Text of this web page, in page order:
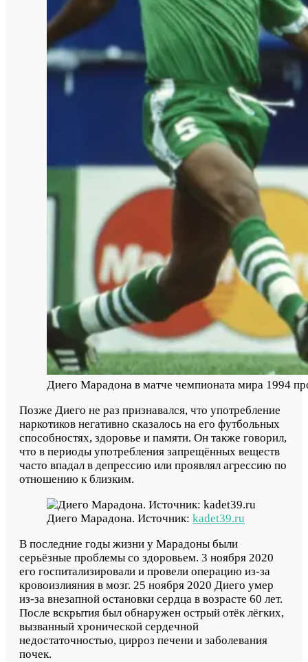
Диего Марадона в матче чемпионата мира 1994
Позже Диего не раз признавался, что употребление
наркотиков негативно сказалось на его футбольных
способностях, здоровье и памяти. Он также говорил,
что в периоды употребления запрещённых веществ
часто впадал в депрессию или проявлял агрессию по
отношению к близким.
Диего Марадона. Источник: kadet39.ru
В последние годы жизни у Марадоны были
серьёзные проблемы со здоровьем. 3 ноября 2020
его госпитализировали и провели операцию из-за
кровоизлияния в мозг. 25 ноября 2020 Диего умер
из-за внезапной остановки сердца в возрасте 60 лет.
После вскрытия был обнаружен острый отёк лёгких,
вызванный хронической сердечной
недостаточностью, цирроз печени и заболевания
почек.